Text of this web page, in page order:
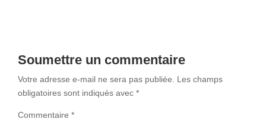
Soumettre un commentaire
Votre adresse e-mail ne sera pas publiée.
Les champs
obligatoires sont indiqués avec *
Commentaire *